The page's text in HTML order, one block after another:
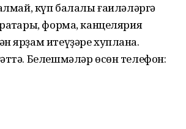
күп балалы ғаиләләргә
форма, канцелярия
ярҙам итеүҙәре хуплана.
Белешмәләр өсөн телефон: